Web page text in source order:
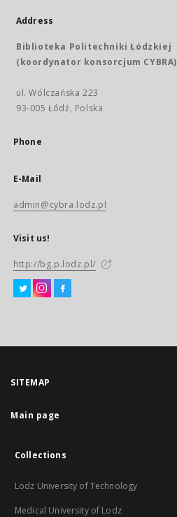
Address
Biblioteka Politechniki Łódzkiej
(koordynator konsorcjum CYBRA)
ul. Wólczańska 223
93-005 Łódź, Polska
Phone
E-Mail
admin@cybra.lodz.pl
Visit us!
http://bg.p.lodz.pl/
SITEMAP
Main page
Collections
Lodz University of Technology
Medical University of Lodz